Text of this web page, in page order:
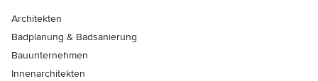
Architekten
Badplanung & Badsanierung
Bauunternehmen
Innenarchitekten